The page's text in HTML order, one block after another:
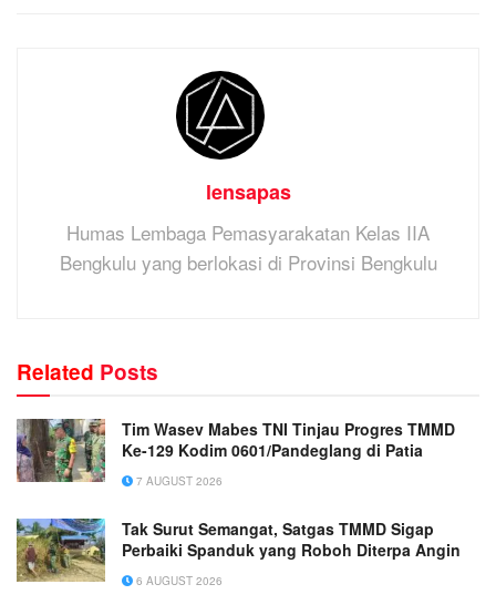
lensapas
Humas Lembaga Pemasyarakatan Kelas IIA
Bengkulu yang berlokasi di Provinsi Bengkulu
Related Posts
Tim Wasev Mabes TNI Tinjau Progres TMMD
Ke-129 Kodim 0601/Pandeglang di Patia
7 AUGUST 2026
Tak Surut Semangat, Satgas TMMD Sigap
Perbaiki Spanduk yang Roboh Diterpa Angin
6 AUGUST 2026